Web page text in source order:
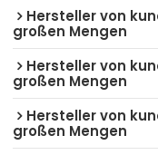
Hersteller von
großen Mengen
Hersteller von
großen Mengen
Hersteller von
großen Mengen